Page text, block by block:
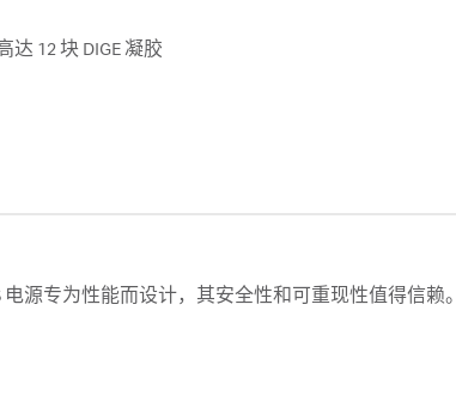
12 块 DIGE 凝胶
电源专为性能而设计，其安全性和可重现性值得信赖。